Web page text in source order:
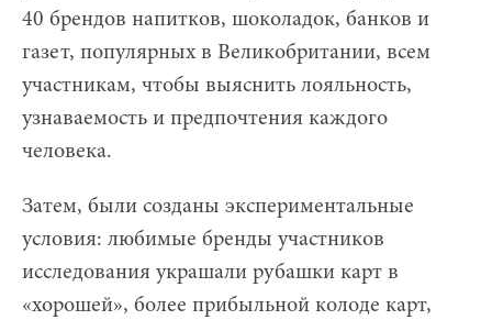
40 брендов напитков, шоколадок, банков и
газет, популярных в Великобритании, всем
участникам, чтобы выяснить лояльность,
узнаваемость и предпочтения каждого
человека.
Затем, были созданы экспериментальные
условия: любимые бренды участников
исследования украшали рубашки карт в
«хорошей», более прибыльной колоде карт,